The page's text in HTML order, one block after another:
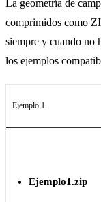
La geometría de
comprimidos como
siempre y cuando no
los ejemplos
Ejemplo 1
Ejemplo1.zip